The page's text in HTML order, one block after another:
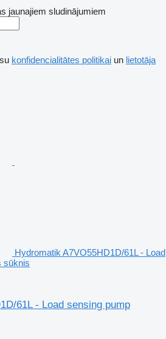
jaunajiem sludinājumiem
konfidencialitātes politikai un lietotāja
Hydromatik A7VO55HD1D/61L - Load
sūknis
61L - Load sensing pump